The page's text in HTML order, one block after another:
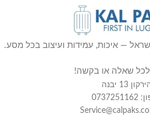
— איכות, עמידות ועיצוב בכל מסע.
לכל שאלה או בקשה!
13 יבנה